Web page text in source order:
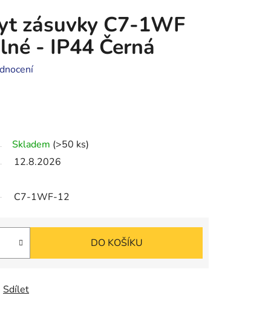
zásuvky C7-1WF
- IP44 Černá
Skladem (>50 ks)
12.8.2026
C7-1WF-12
DO KOŠÍKU
Sdílet